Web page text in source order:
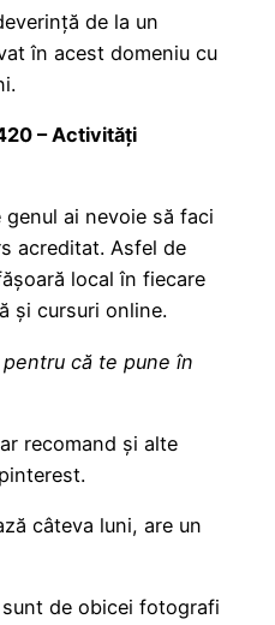
de la un
în acest domeniu cu
– Activități
ai nevoie să faci
acreditat. Asfel de
local în fiecare
și cursuri online.
că te pune în
recomand și alte
câteva luni, are un
de obicei fotografi